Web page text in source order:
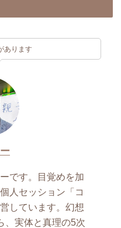
あります
です。目覚めを加
人セッション「コ
しています。幻想
、実体と真理の5次